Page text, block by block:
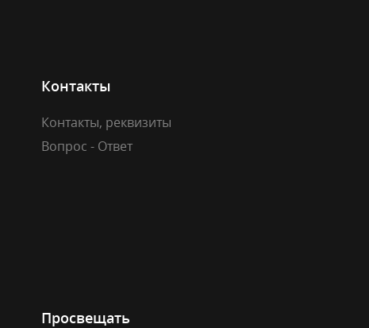
Контакты
Контакты, реквизиты
Вопрос - Ответ
Просвещать